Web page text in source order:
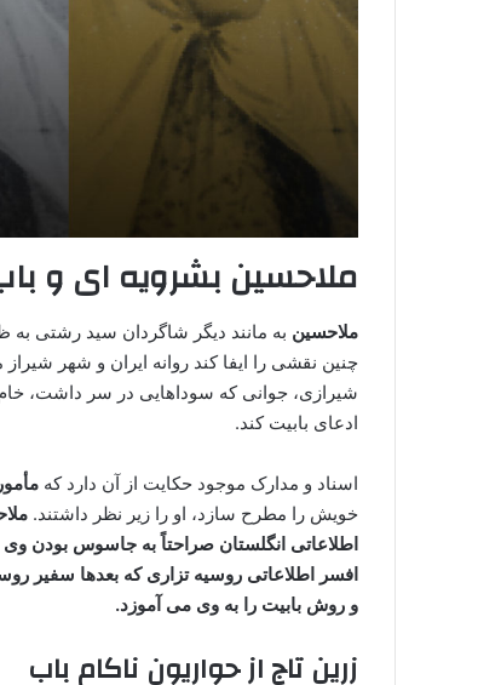
ملاحسین بشرویه ای و
ملاحسین به مانند دیگر شاگردان سید رشتی به
شیرازی، جوانی که سوداهایی در سر داشت، خام
ادعای بابیت کند.
اسناد و مدارک موجود حکایت از آن دارد که
خویش را مطرح سازد، او را زیر نظر داشتند.
اطلاعاتی انگلستان صراحتاً به جاسوس بودن
افسر اطلاعاتی روسیه تزاری که بعدها سفیر
و روش بابیت را به وی می آموزد.
زرین تاج از حواریون ناکام باب